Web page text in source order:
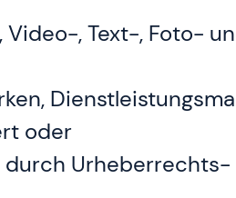
, Text-, Foto-
oder